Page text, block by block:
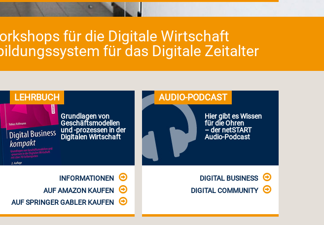
für die Digitale Wirtschaft
für das Digitale Zeitalter
LEHRBUCH
Grundlagen von
Geschäftsmodellen
und -prozessen in der
Digitalen Wirtschaft
INFORMATIONEN
AUF AMAZON KAUFEN
AUF SPRINGER GABLER KAUFEN
AUDIO-PODCAST
Hier gibt es Wissen
für die Ohren
– der netSTART
Audio-Podcast
DIGITAL BUSINESS
DIGITAL COMMUNITY